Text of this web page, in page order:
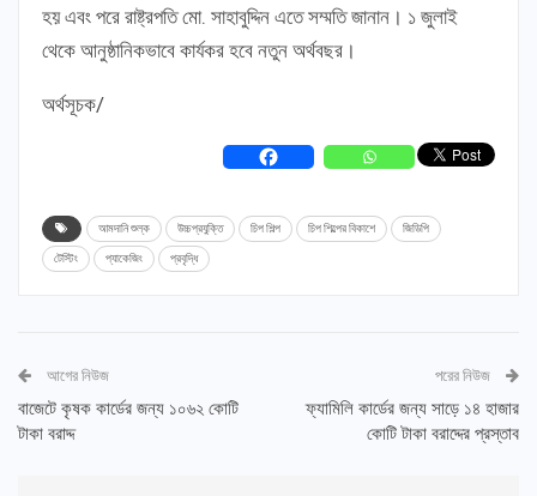
হয় এবং পরে রাষ্ট্রপতি মো. সাহাবুদ্দিন এতে সম্মতি জানান। ১ জুলাই
থেকে আনুষ্ঠানিকভাবে কার্যকর হবে নতুন অর্থবছর।
অর্থসূচক/
আমদানি শুল্ক উচ্চপ্রযুক্তি চিপ শিল্প চিপ শিল্পের বিকাশে জিডিপি
টেস্টিং প্যাকেজিং প্রবৃদ্ধি
আগের নিউজ
বাজেটে কৃষক কার্ডের জন্য ১০৬২ কোটি
টাকা বরাদ্দ
পরের নিউজ
ফ্যামিলি কার্ডের জন্য সাড়ে ১৪ হাজার
কোটি টাকা বরাদ্দের প্রস্তাব